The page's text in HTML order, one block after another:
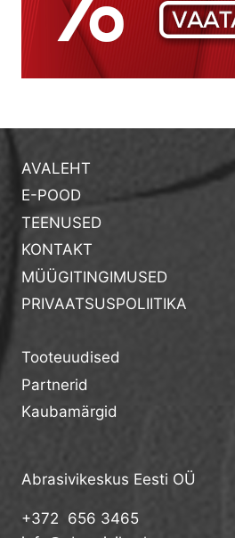
AVALEHT
E-POOD
TEENUSED
KONTAKT
MÜÜGITINGIMUSED
PRIVAATSUSPOLIITIKA
Tooteuudised
Partnerid
Kaubamärgid
Abrasivikeskus Eesti OÜ
+372 656 3465